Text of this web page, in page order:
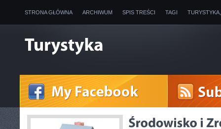
STRONA GŁÓWNA ARCHIWUM SPIS TREŚCI TAGI